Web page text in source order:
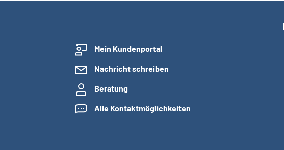
Mein Kundenportal
Nachricht schreiben
Beratung
Alle Kontaktmöglichkeiten